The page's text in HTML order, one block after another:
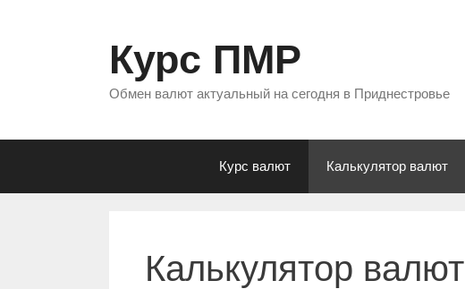
Курс ПМР
Обмен валют актуальный на сегодня в Приднестровье
Курс валют Калькулятор валют
Калькулятор валют